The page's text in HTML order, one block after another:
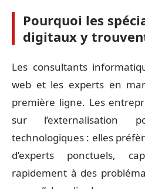
Pourquoi les
digitaux y
Les consultants
web et les experts en
première ligne. Les
sur l’externalisation
technologiques : elles
d’experts ponctuels,
rapidement à des